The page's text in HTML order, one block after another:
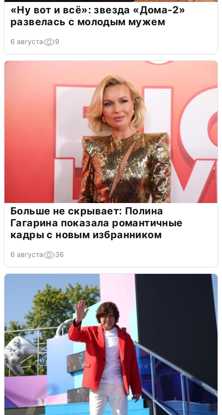
«Ну вот и всё»: звезда «Дома-2»
развелась с молодым мужем
6 августа 9
Больше не скрывает: Полина
Гагарина показала романтичные
кадры с новым избранником
6 августа 36